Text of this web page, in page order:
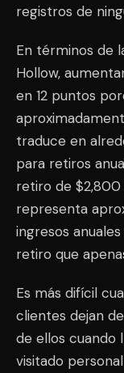
registros de
En términos de
Hollow,
en 12 puntos
traduce en
para retiros
retiro de $2,800
representa
ingresos
retiro que
Es más difícil
clientes dejan
de ellos cuando
visitado